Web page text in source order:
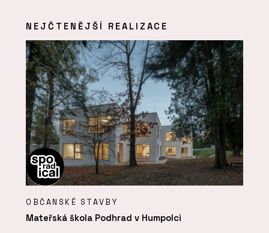
NEJČTENĚJŠÍ REALIZACE
OBČANSKÉ STAVBY
Mateřská škola Podhrad v Humpolci